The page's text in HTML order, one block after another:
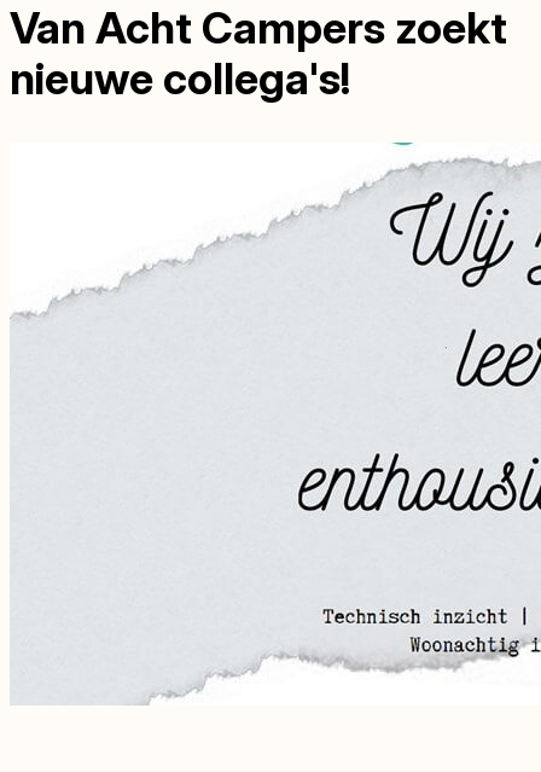
Van Acht Campers zoekt
nieuwe collega's!